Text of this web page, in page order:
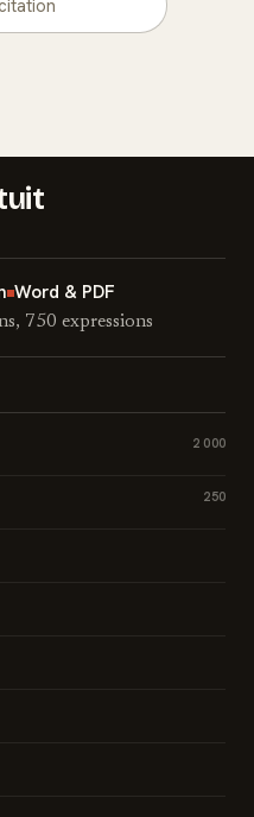
Word & PDF
750 expressions
2 000
250